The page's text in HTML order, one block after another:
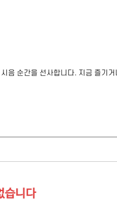
음 순간을 선사합니다. 지금 즐기